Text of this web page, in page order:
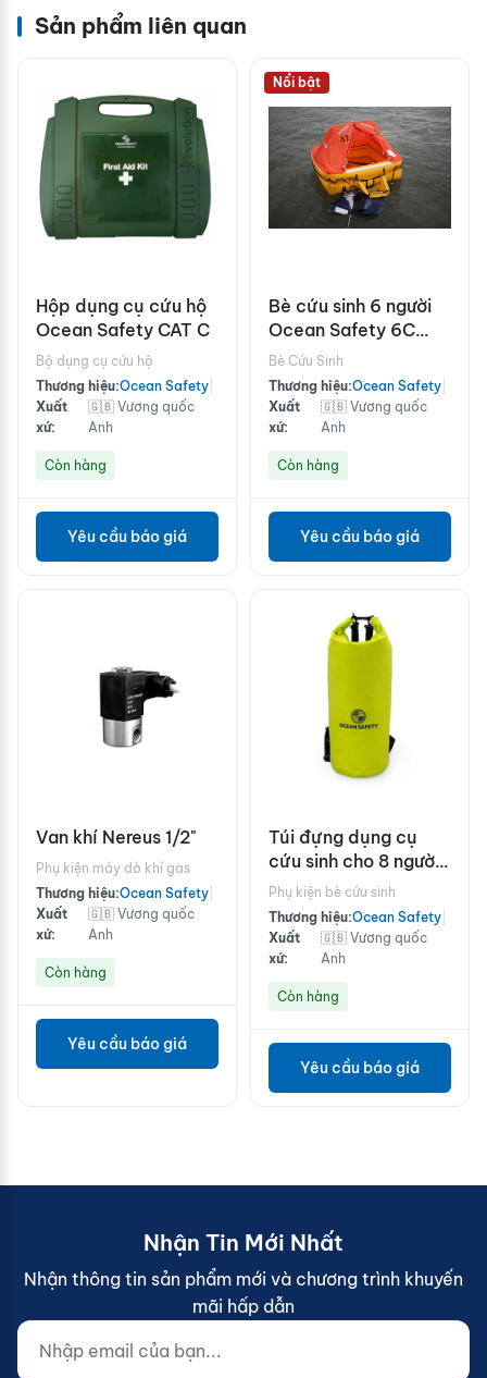
Sản phẩm liên quan
Hộp dụng cụ cứu hộ
Ocean Safety CAT C
Bộ dụng cụ cứu hộ
Thương hiệu:Ocean Safety
Xuất
xứ:
🇬🇧 Vương quốc
Anh
Còn hàng
Yêu cầu báo giá
Nổi bật
Bè cứu sinh 6 người
Ocean Safety 6C
chuẩn ISO9650 trên
24h
Bè Cứu Sinh
Thương hiệu:Ocean Safety
Xuất
xứ:
🇬🇧 Vương quốc
Anh
Còn hàng
Yêu cầu báo giá
Van khí Nereus 1/2"
Phụ kiện máy dò khí gas
Thương hiệu:Ocean Safety
Xuất
xứ:
🇬🇧 Vương quốc
Anh
Còn hàng
Yêu cầu báo giá
Túi đựng dụng cụ
cứu sinh cho 8 người
chuẩn ISO lớn hơn
24h
Phụ kiện bè cứu sinh
Thương hiệu:Ocean Safety
Xuất
xứ:
🇬🇧 Vương quốc
Anh
Còn hàng
Yêu cầu báo giá
Nhận Tin Mới Nhất
Nhận thông tin sản phẩm mới và chương trình khuyến
mãi hấp dẫn
Nhập email của bạn...
Website (do not fill)